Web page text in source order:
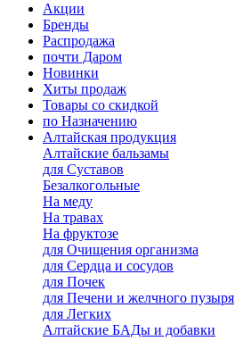
Акции
Бренды
Распродажа
почти Даром
Новинки
Хиты продаж
Товары со скидкой
по Назначению
Алтайская продукция
Алтайские бальзамы
для Суставов
Безалкогольные
На меду
На травах
На фруктозе
для Очищения организма
для Сердца и сосудов
для Почек
для Печени и желчного пузыря
для Легких
Алтайские БАДы и добавки